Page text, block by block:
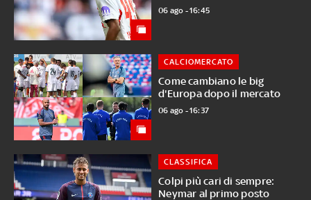
06 ago - 16:45
Come cambiano le big
d'Europa dopo il mercato
CALCIOMERCATO
06 ago - 16:37
Colpi più cari di sempre:
Neymar al primo posto
CLASSIFICA